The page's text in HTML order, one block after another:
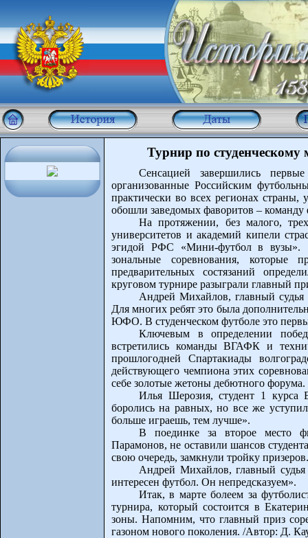
Турнир по студенческому
Сенсацией завершились первые
организованные Российским
практически во всех регионах страны,
обошли заведомых фаворитов – команду
На протяжении, без малого,
университетов и академий кипели
эгидой РФС «Мини-футбол в вузы».
зональные соревнования,
предварительных состязаний
круговом турнире разыграли главный
Андрей Михайлов, главный судья
Для многих ребят это была
ЮФО. В студенческом футболе это
Ключевым в определении
встретились команды ВГАФК и
прошлогодней Спартакиады
действующего чемпиона этих
себе золотые жетоны дебютного форума.
Илья Шерозия, студент 1
боролись на равных, но все же
больше играешь, тем лучше».
В поединке за второе место
Парамонов, не оставили шансов
свою очередь, замкнули тройку призеров.
Андрей Михайлов, главный
интересен футбол. Он непредсказуем».
Итак, в марте болеем за
турнира, который состоится в
зоны. Напомним, что главный приз
газоном нового поколения. /Автор: Д.